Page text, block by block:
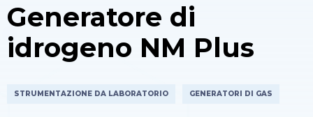
Generatore di
idrogeno NM Plus
STRUMENTAZIONE DA LABORATORIO GENERATORI DI GAS